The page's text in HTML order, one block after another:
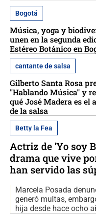
Bogotá
Música, yoga y
unen en la segunda
Estéreo Botánico en
cantante de salsa
Gilberto Santa Rosa
"Hablando Música" y
qué José Madera es el
de la salsa
Betty la Fea
Actriz de ‘Yo soy
drama que vive
han servido las
Marcela Posada
generó multas,
hija desde hace ocho